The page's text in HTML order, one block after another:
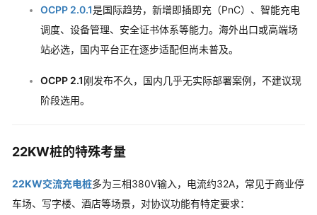
OCPP 2.0.1是国际趋势，新增即插即充（PnC）、智能充电
调度、设备管理、安全证书体系等能力。海外出口或高端场
站必选，国内平台正在逐步适配但尚未普及。
OCPP 2.1刚发布不久，国内几乎无实际部署案例，不建议现
阶段选用。
22KW桩的特殊考量
22KW交流充电桩多为三相380V输入，电流约32A，常见于商业停
车场、写字楼、酒店等场景，对协议功能有特定要求：